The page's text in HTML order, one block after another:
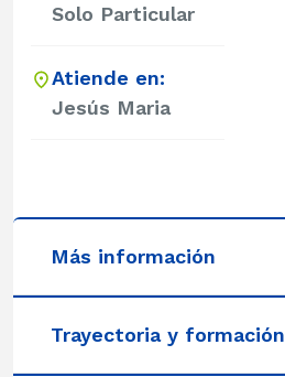
Solo Particular
Atiende en:
Jesús Maria
Más información
Trayectoria y formación